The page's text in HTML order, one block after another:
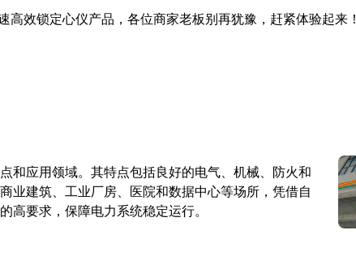
高效锁定心仪产品，各位商家老板别再犹豫，赶紧体验起来！
和应用领域。其特点包括良好的电气、机械、防火和
业建筑、工业厂房、医院和数据中心等场所，凭借自
高要求，保障电力系统稳定运行。